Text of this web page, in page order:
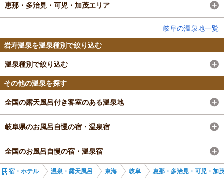
恵那・多治見・可児・加茂エリア
岐阜の温泉地一覧
岩寿温泉を温泉種別で絞り込む
温泉種別で絞り込む
その他の温泉を探す
全国の露天風呂付き客室のある温泉地
岐阜県のお風呂自慢の宿・温泉宿
全国のお風呂自慢の宿・温泉宿
宿・ホテル 温泉・露天風呂 東海 岐阜 恵那・多治見・可児・加